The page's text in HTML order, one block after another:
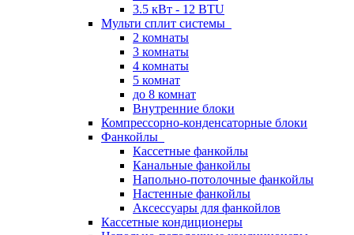
3.5 кВт - 12 BTU
Мульти сплит системы
2 комнаты
3 комнаты
4 комнаты
5 комнат
до 8 комнат
Внутренние блоки
Компрессорно-конденсаторные блоки
Фанкойлы
Кассетные фанкойлы
Канальные фанкойлы
Напольно-потолочные фанкойлы
Настенные фанкойлы
Аксессуары для фанкойлов
Кассетные кондиционеры